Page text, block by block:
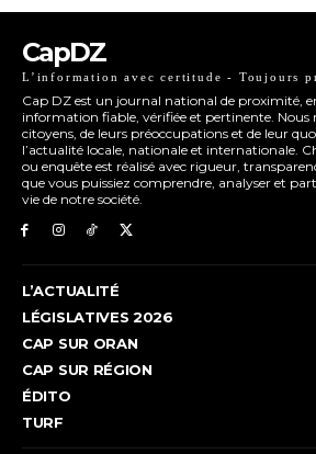
CapDZ
L’information avec certitude - Toujours
Cap DZ est un journal national de proximité,
information fiable, vérifiée et pertinente. Nous
citoyens, de leurs préoccupations et de leur
l’actualité locale, nationale et internationale.
ou enquête est réalisé avec rigueur,
que vous puissiez comprendre, analyser et
vie de notre société.
L’ACTUALITÉ
LÉGISLATIVES 2026
CAP SUR ORAN
CAP SUR RÉGION
ÉDITO
TURF